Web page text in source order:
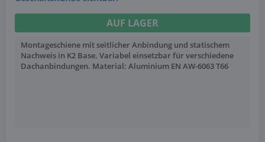
AUF LAGER
Montageschiene mit seitlicher Anbindung und statischem
Nachweis in K2 Base. Variabel einsetzbar für verschiedene
Dachanbindungen. Material: Aluminium EN AW-6063 T66